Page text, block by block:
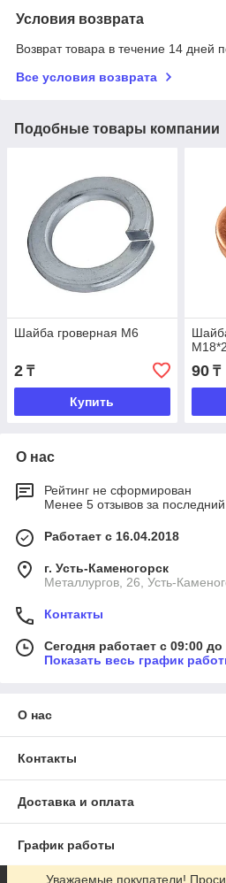
Условия возврата
Возврат товара в течение 14 дней
Все условия возврата
Подобные товары компании
Шайба гроверная М6
2 ₸
Купить
90₸
О нас
Рейтинг не сформирован
Менее 5 отзывов за последний
Работает с 16.04.2018
г. Усть-Каменогорск
Металлургов, 26, Усть-
Контакты
Сегодня работает с 09:00 до
Показать весь график
О нас
Контакты
Доставка и оплата
График работы
Уважаемые покупатели!